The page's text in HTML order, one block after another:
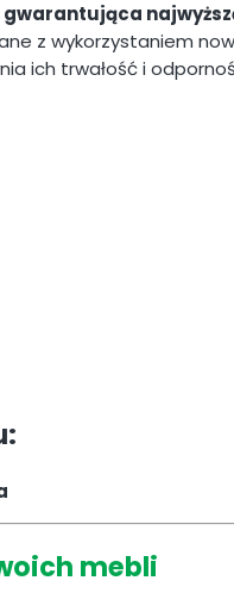
z wykorzystaniem
ich trwałość i
mebli